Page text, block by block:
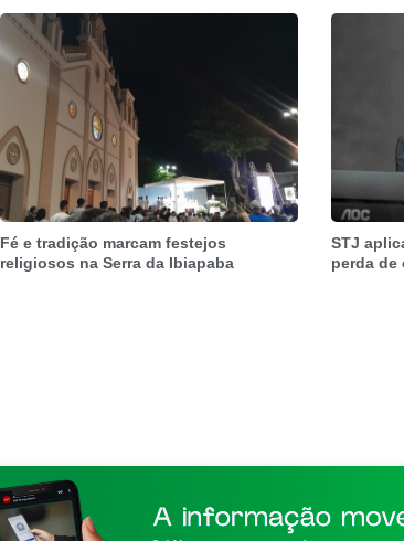
Fé e tradição marcam festejos
religiosos na Serra da Ibiapaba
STJ
perda de